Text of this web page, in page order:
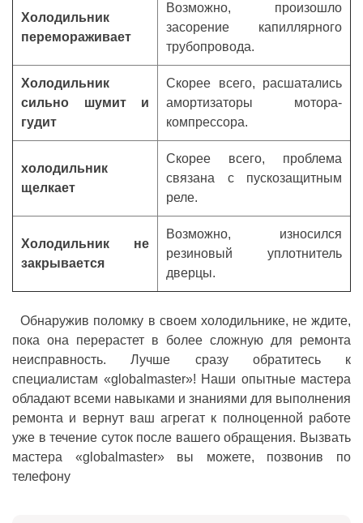
Холодильник
перемораживает
Возможно, произошло
засорение капиллярного
трубопровода.
Холодильник
сильно шумит и
гудит
Скорее всего, расшатались
амортизаторы мотора-
компрессора.
холодильник
щелкает
Скорее всего, проблема
связана с пускозащитным
реле.
Холодильник не
закрывается
Возможно, износился
резиновый уплотнитель
дверцы.
Обнаружив поломку в своем холодильнике, не ждите,
пока она перерастет в более сложную для ремонта
неисправность. Лучше сразу обратитесь к
специалистам «globalmaster»! Наши опытные мастера
обладают всеми навыками и знаниями для выполнения
ремонта и вернут ваш агрегат к полноценной работе
уже в течение суток после вашего обращения. Вызвать
мастера «globalmaster» вы можете, позвонив по
телефону